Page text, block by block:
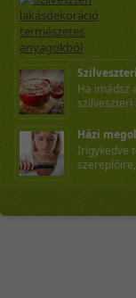
Ha imádsz
szilveszteri
Házi
Irigykedve